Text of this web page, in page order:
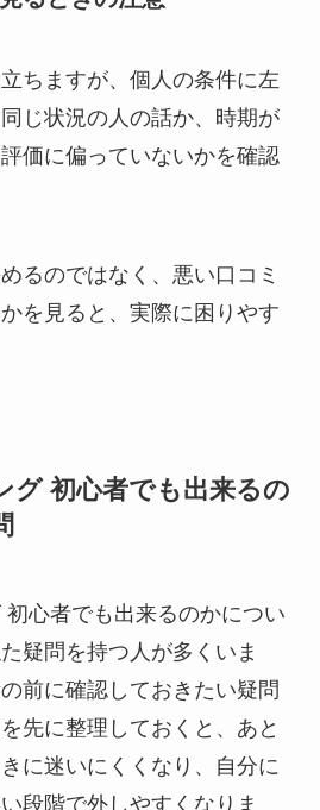
ちますが、個人の条件に左
じ状況の人の話か、時期が
価に偏っていないかを確認
るのではなく、悪い口コミ
を見ると、実際に困りやす
グ 初心者でも出来るの
心者でも出来るのかについ
疑問を持つ人が多くいま
前に確認しておきたい疑問
先に整理しておくと、あと
に迷いにくくなり、自分に
段階で外しやすくなりま